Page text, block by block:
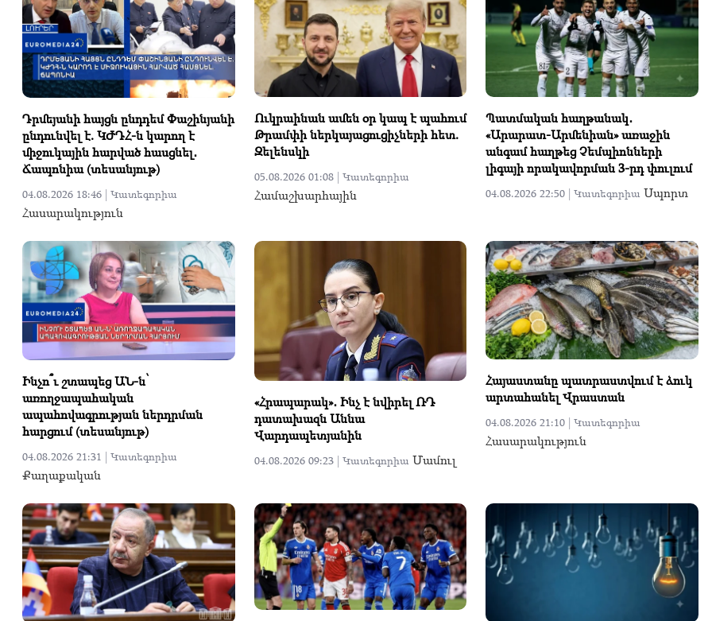
Դրմեյանի հայցն ընդդեմ Փաշինյանի
ընդունվել է. ԿԺԴՀ-ն կարող է
միջուկային հարված հասցնել․
Ճապոնիա (տեսանյութ)
04.08.2026 18:46 | Կատեգորիա
Հասարակություն
Ուկրաինան ամեն օր կապ է պահում
Թրամփի ներկայացուցիչների հետ.
Զելենսկի
05.08.2026 01:08 | Կատեգորիա
Համաշխարհային
Պատմական հաղթանակ․
«Արարատ-Արմենիան» առաջին
անգամ հաղթեց Չեմպիոնների
լիգայի որակավորման 3-րդ փուլում
04.08.2026 22:50 | ԿատեգորիաՍպորտ
Ինչո՞ւ շտապեց ԱՆ-ն՝
առողջապահական
ապահովագրության ներդրման
հարցում (տեսանյութ)
04.08.2026 21:31 | Կատեգորիա
Քաղաքական
«Հրապարակ»․ Ինչ է նվիրել ՌԴ
դատախազն Աննա
Վարդապետյանին
04.08.2026 09:23 | Կատեգորիա Մամուլ
Հայաստանը պատրաստվում է ձուկ
արտահանել Վրաստան
04.08.2026 21:10 | Կատեգորիա
Հասարակություն